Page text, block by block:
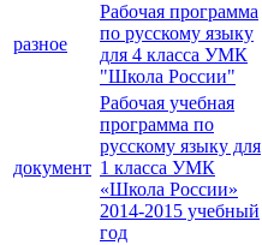
разное
Рабочая программа
по русскому языку
для 4 класса УМК
"Школа России"
документ
Рабочая учебная
программа по
русскому языку для
1 класса УМК
«Школа России»
2014-2015 учебный
год